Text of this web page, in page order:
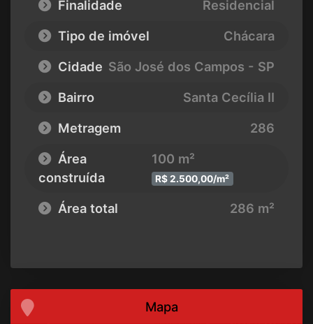
Finalidade
Residencial
Tipo de imóvel
Chácara
Cidade São José dos Campos - SP
Bairro
Santa Cecília II
Metragem
286
Área
construída
100 m²
R$ 2.500,00/m²
Área total 286 m²
Mapa